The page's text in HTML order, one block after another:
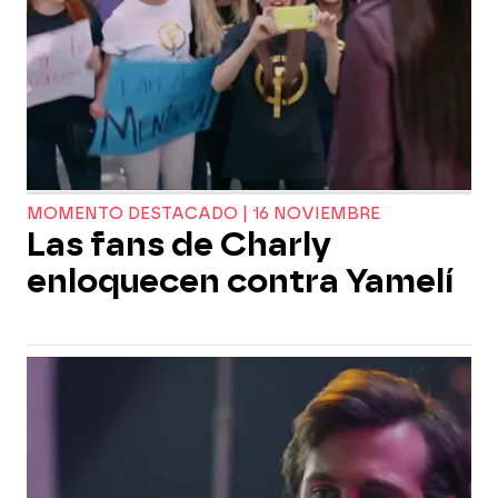
MOMENTO DESTACADO | 16 NOVIEMBRE
Las fans de Charly
enloquecen contra Yamelí